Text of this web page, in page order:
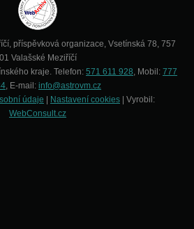
příspěvková organizace, Vsetínská 78, 757
01 Valašské Meziříčí
kraje. Telefon: 571 611 928, Mobil: 777
, E-mail: info@astrovm.cz
údaje
Nastavení cookies | Vyrobil:
WebConsult.cz